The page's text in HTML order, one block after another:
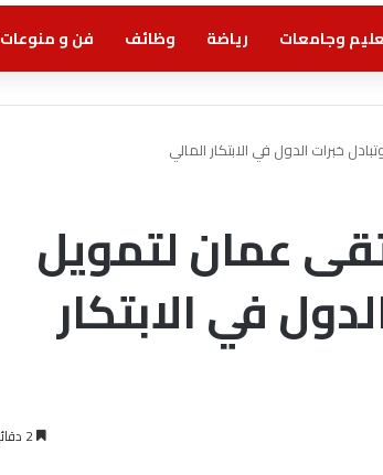
وجامعات رياضة وظائف فن و منوعات
خبرات الدول في الابتكار المالي
عمان لتمويل
في الابتكار